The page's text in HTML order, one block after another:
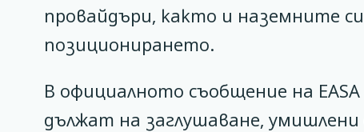
провайдъри, както и наземните
позиционирането.
В официалното съобщение на
дължат на заглушаване, умишлени